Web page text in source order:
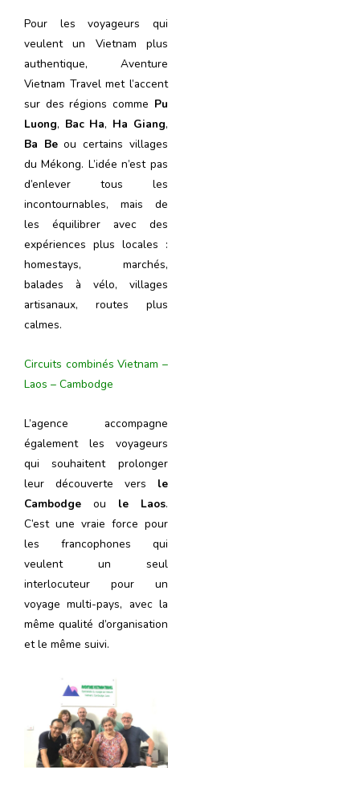
Pour les voyageurs qui
veulent un Vietnam plus
authentique, Aventure
Vietnam Travel met l’accent
sur des régions comme Pu
Luong, Bac Ha, Ha Giang,
Ba Beou certains villages
du Mékong. L’idée n’est pas
d’enlever tous les
incontournables, mais de
les équilibrer avec des
expériences plus locales :
homestays, marchés,
balades à vélo, villages
artisanaux, routes plus
calmes.
Circuits combinés Vietnam –
Laos – Cambodge
L’agence accompagne
également les voyageurs
qui souhaitent prolonger
leur découverte vers le
Cambodge ou le Laos.
C’est une vraie force pour
les francophones qui
veulent un seul
interlocuteur pour un
voyage multi-pays, avec la
même qualité d’organisation
et le même suivi.